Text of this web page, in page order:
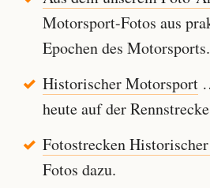
Motorsport-Fotos aus
Epochen des Motorsports.
Historischer Motorsport
heute auf der
Fotostrecken
Fotos dazu.